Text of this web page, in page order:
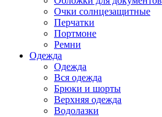
Очки солнцезащитные
Перчатки
Портмоне
Ремни
Одежда
Одежда
Вся одежда
Брюки и шорты
Верхняя одежда
Водолазки